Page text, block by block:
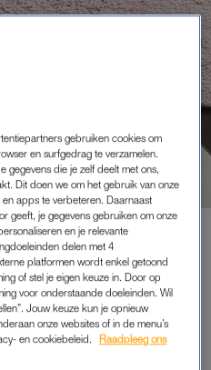
EN
MET
gebruiken cookies om
en surfgedrag te verzamelen.
gegevens die je zelf deelt met ons,
Dit doen we om het gebruik van onze
apps te verbeteren. Daarnaast
geeft, je gegevens gebruiken om onze
en je relevante
delen met 4
platformen wordt enkel getoond
of stel je eigen keuze in. Door op
voor onderstaande doeleinden. Wil
Jouw keuze kun je opnieuw
onze websites of in de menu’s
en cookiebeleid.
Raadpleeg ons